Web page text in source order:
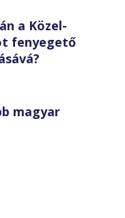
a Közel-
fenyegető
magyar